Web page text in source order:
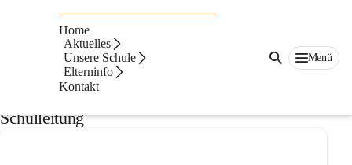
Home
Aktuelles
Unsere Schule
Elterninfo
Kontakt
Menü
Das Team der VS
Hatzendorf
Schulleitung